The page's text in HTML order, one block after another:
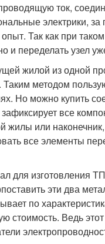
ток,
электрики, за
Так как при
и переделать узел
жилой из одной
Таким методом
Но можно купить
все
жилы или
все элементы
для изготовления
эти два
по
стоимость. Ведь